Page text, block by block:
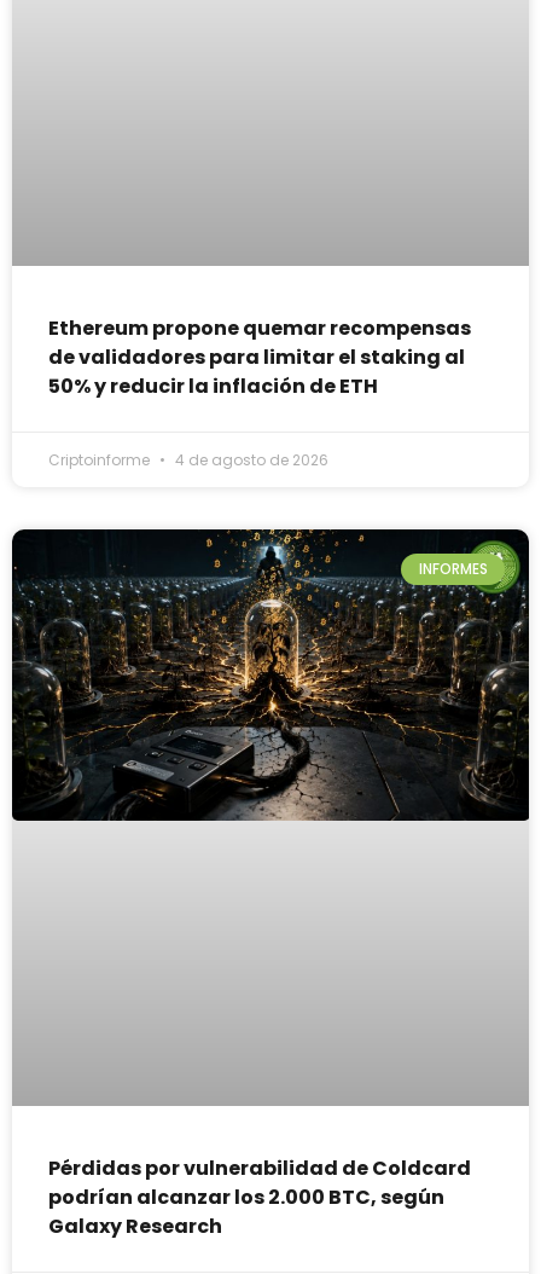
Ethereum propone quemar recompensas
de validadores para limitar el staking al
50% y reducir la inflación de ETH
Criptoinforme 4 de agosto de 2026
INFORMES
Pérdidas por vulnerabilidad de Coldcard
podrían alcanzar los 2.000 BTC, según
Galaxy Research